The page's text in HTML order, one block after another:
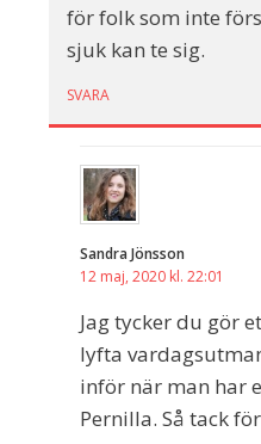
för folk som inte
sjuk kan te sig.
SVARA
Sandra Jönsson
12 maj, 2020 kl. 22:01
Jag tycker du gör
lyfta
inför när man har
Pernilla. Så tack